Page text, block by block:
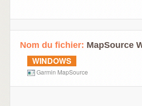
Nom du fichier: MapSource
WINDOWS
Garmin MapSource